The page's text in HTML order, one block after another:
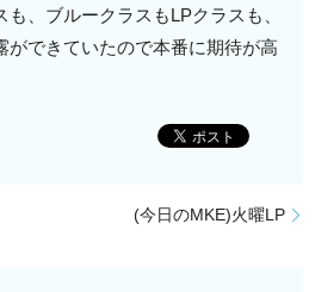
、ブルークラスもLPクラスも、
ができていたので本番に期待が高
(今日のMKE)火曜LP